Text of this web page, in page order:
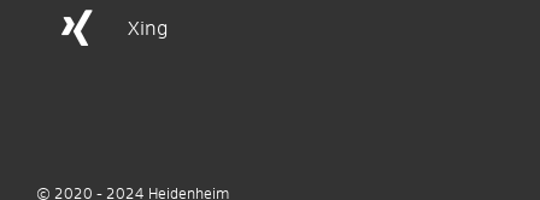
Xing
© 2020 - 2024 Heidenheim